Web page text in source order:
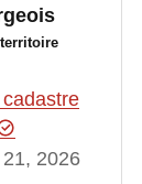
territoire
2026